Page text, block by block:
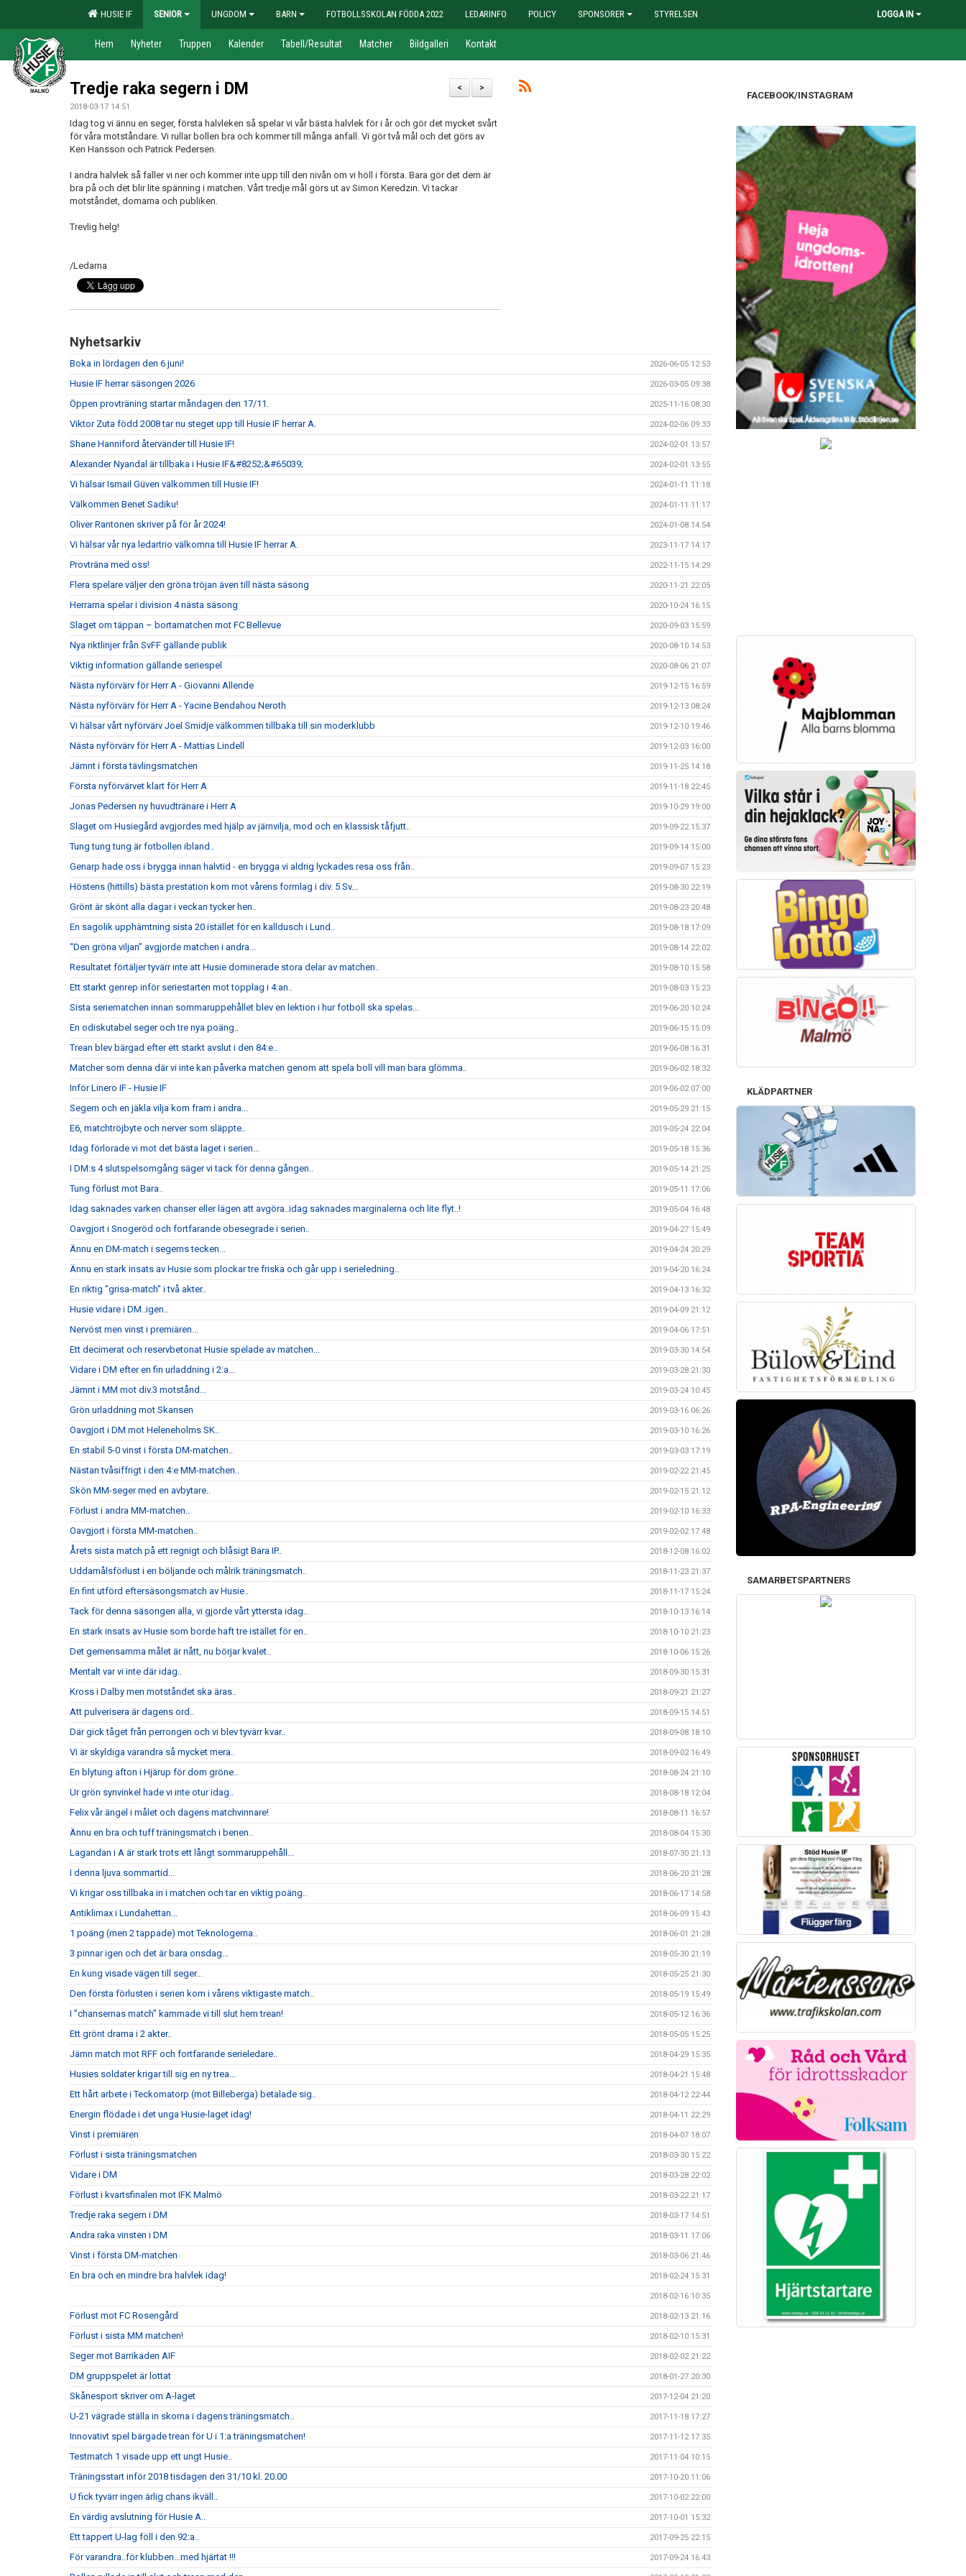
HUSIE IF SENIOR UNGDOM BARN FOTBOLLSSKOLAN FÖDDA 2022 LEDARINFO POLICY SPONSORER STYRELSEN LOGGA IN
Hem Nyheter Truppen Kalender Tabell/Resultat Matcher Bildgalleri Kontakt
>
<
Tredje raka segern i DM
2018-03-17 14:51
Idag tog vi ännu en seger, första halvleken så spelar vi vår bästa halvlek för i år och gör det mycket svårt
för våra motståndare. Vi rullar bollen bra och kommer till många anfall. Vi gör två mål och det görs av
Ken Hansson och Patrick Pedersen.
I andra halvlek så faller vi ner och kommer inte upp till den nivån om vi höll i första. Bara gör det dem är
bra på och det blir lite spänning i matchen. Vårt tredje mål görs ut av Simon Keredzin. Vi tackar
motståndet, domarna och publiken.
Trevlig helg!
/Ledarna
Nyhetsarkiv
Boka in lördagen den 6 juni! 2026-06-05 12:53
Husie IF herrar säsongen 2026 2026-03-05 09:38
Öppen provträning startar måndagen den 17/11. 2025-11-16 08:30
Viktor Zuta född 2008 tar nu steget upp till Husie IF herrar A. 2024-02-06 09:33
Shane Hanniford återvänder till Husie IF! 2024-02-01 13:57
Alexander Nyandal är tillbaka i Husie IF&#8252;&#65039; 2024-02-01 13:55
Vi hälsar Ismail Güven välkommen till Husie IF! 2024-01-11 11:18
Välkommen Benet Sadiku! 2024-01-11 11:17
Oliver Rantonen skriver på för år 2024! 2024-01-08 14:54
Vi hälsar vår nya ledartrio välkomna till Husie IF herrar A. 2023-11-17 14:17
Provträna med oss! 2022-11-15 14:29
Flera spelare väljer den gröna tröjan även till nästa säsong 2020-11-21 22:05
Herrarna spelar i division 4 nästa säsong 2020-10-24 16:15
Slaget om täppan – bortamatchen mot FC Bellevue 2020-09-03 15:59
Nya riktlinjer från SvFF gällande publik 2020-08-10 14:53
Viktig information gällande seriespel 2020-08-06 21:07
Nästa nyförvärv för Herr A - Giovanni Allende 2019-12-15 16:59
Nästa nyförvärv för Herr A - Yacine Bendahou Neroth 2019-12-13 08:24
Vi hälsar vårt nyförvärv Joel Smidje välkommen tillbaka till sin moderklubb 2019-12-10 19:46
Nästa nyförvärv för Herr A - Mattias Lindell 2019-12-03 16:00
Jämnt i första tävlingsmatchen 2019-11-25 14:18
Första nyförvärvet klart för Herr A 2019-11-18 22:45
Jonas Pedersen ny huvudtränare i Herr A 2019-10-29 19:00
Slaget om Husiegård avgjordes med hjälp av järnvilja, mod och en klassisk tåfjutt.. 2019-09-22 15:37
Tung tung tung är fotbollen ibland.. 2019-09-14 15:00
Genarp hade oss i brygga innan halvtid - en brygga vi aldrig lyckades resa oss från.. 2019-09-07 15:23
Höstens (hittills) bästa prestation kom mot vårens formlag i div. 5 Sv... 2019-08-30 22:19
Grönt är skönt alla dagar i veckan tycker hen.. 2019-08-23 20:48
En sagolik upphämtning sista 20 istället för en kalldusch i Lund.. 2019-08-18 17:09
“Den gröna viljan” avgjorde matchen i andra... 2019-08-14 22:02
Resultatet förtäljer tyvärr inte att Husie dominerade stora delar av matchen.. 2019-08-10 15:58
Ett starkt genrep inför seriestarten mot topplag i 4:an.. 2019-08-03 15:23
Sista seriematchen innan sommaruppehållet blev en lektion i hur fotboll ska spelas... 2019-06-20 10:24
En odiskutabel seger och tre nya poäng.. 2019-06-15 15:09
Trean blev bärgad efter ett starkt avslut i den 84:e.. 2019-06-08 16:31
Matcher som denna där vi inte kan påverka matchen genom att spela boll vill man bara glömma.. 2019-06-02 18:32
Inför Linero IF - Husie IF 2019-06-02 07:00
Segern och en jäkla vilja kom fram i andra... 2019-05-29 21:15
E6, matchtröjbyte och nerver som släppte.. 2019-05-24 22:04
Idag förlorade vi mot det bästa laget i serien... 2019-05-18 15:36
I DM:s 4 slutspelsomgång säger vi tack för denna gången.. 2019-05-14 21:25
Tung förlust mot Bara.. 2019-05-11 17:06
Idag saknades varken chanser eller lägen att avgöra..idag saknades marginalerna och lite flyt..! 2019-05-04 16:48
Oavgjort i Snogeröd och fortfarande obesegrade i serien.. 2019-04-27 15:49
Ännu en DM-match i segerns tecken... 2019-04-24 20:29
Ännu en stark insats av Husie som plockar tre friska och går upp i serieledning.. 2019-04-20 16:24
En riktig ”grisa-match” i två akter.. 2019-04-13 16:32
Husie vidare i DM..igen.. 2019-04-09 21:12
Nervöst men vinst i premiären... 2019-04-06 17:51
Ett decimerat och reservbetonat Husie spelade av matchen... 2019-03-30 14:54
Vidare i DM efter en fin urladdning i 2:a... 2019-03-28 21:30
Jämnt i MM mot div.3 motstånd... 2019-03-24 10:45
Grön urladdning mot Skansen 2019-03-16 06:26
Oavgjort i DM mot Heleneholms SK.. 2019-03-10 16:26
En stabil 5-0 vinst i första DM-matchen.. 2019-03-03 17:19
Nästan tvåsiffrigt i den 4:e MM-matchen.. 2019-02-22 21:45
Skön MM-seger med en avbytare.. 2019-02-15 21:12
Förlust i andra MM-matchen.. 2019-02-10 16:33
Oavgjort i första MM-matchen.. 2019-02-02 17:48
Årets sista match på ett regnigt och blåsigt Bara IP.. 2018-12-08 16:02
Uddamålsförlust i en böljande och målrik träningsmatch.. 2018-11-23 21:37
En fint utförd eftersäsongsmatch av Husie.. 2018-11-17 15:24
Tack för denna säsongen alla, vi gjorde vårt yttersta idag.. 2018-10-13 16:14
En stark insats av Husie som borde haft tre istället för en.. 2018-10-10 21:23
Det gemensamma målet är nått, nu börjar kvalet.. 2018-10-06 15:26
Mentalt var vi inte där idag.. 2018-09-30 15:31
Kross i Dalby men motståndet ska äras.. 2018-09-21 21:27
Att pulverisera är dagens ord.. 2018-09-15 14:51
Där gick tåget från perrongen och vi blev tyvärr kvar.. 2018-09-08 18:10
Vi är skyldiga varandra så mycket mera.. 2018-09-02 16:49
En blytung afton i Hjärup för dom gröne.. 2018-08-24 21:10
Ur grön synvinkel hade vi inte otur idag.. 2018-08-18 12:04
Felix vår ängel i målet och dagens matchvinnare! 2018-08-11 16:57
Ännu en bra och tuff träningsmatch i benen.. 2018-08-04 15:30
Lagandan i A är stark trots ett långt sommaruppehåll... 2018-07-30 21:13
I denna ljuva sommartid... 2018-06-20 21:28
Vi krigar oss tillbaka in i matchen och tar en viktig poäng.. 2018-06-17 14:58
Antiklimax i Lundahettan... 2018-06-09 15:43
1 poäng (men 2 tappade) mot Teknologerna.. 2018-06-01 21:28
3 pinnar igen och det är bara onsdag... 2018-05-30 21:19
En kung visade vägen till seger... 2018-05-25 21:30
Den första förlusten i serien kom i vårens viktigaste match.. 2018-05-19 15:49
I ”chansernas match” kammade vi till slut hem trean! 2018-05-12 16:36
Ett grönt drama i 2 akter.. 2018-05-05 15:25
Jämn match mot RFF och fortfarande serieledare.. 2018-04-29 15:35
Husies soldater krigar till sig en ny trea... 2018-04-21 15:48
Ett hårt arbete i Teckomatorp (mot Billeberga) betalade sig.. 2018-04-12 22:44
Energin flödade i det unga Husie-laget idag! 2018-04-11 22:29
Vinst i premiären 2018-04-07 18:07
Förlust i sista träningsmatchen 2018-03-30 15:22
Vidare i DM 2018-03-28 22:02
Förlust i kvartsfinalen mot IFK Malmö 2018-03-22 21:17
Tredje raka segern i DM 2018-03-17 14:51
Andra raka vinsten i DM 2018-03-11 17:06
Vinst i första DM-matchen 2018-03-06 21:46
En bra och en mindre bra halvlek idag! 2018-02-24 15:31
2018-02-16 10:35
Förlust mot FC Rosengård 2018-02-13 21:16
Förlust i sista MM matchen! 2018-02-10 15:31
Seger mot Barrikaden AIF 2018-02-02 21:22
DM gruppspelet är lottat 2018-01-27 20:30
Skånesport skriver om A-laget 2017-12-04 21:20
U-21 vägrade ställa in skorna i dagens träningsmatch.. 2017-11-18 17:27
Innovativt spel bärgade trean för U i 1:a träningsmatchen! 2017-11-12 17:35
Testmatch 1 visade upp ett ungt Husie.. 2017-11-04 10:15
Träningsstart inför 2018 tisdagen den 31/10 kl. 20.00 2017-10-20 11:06
U fick tyvärr ingen ärlig chans ikväll.. 2017-10-02 22:00
En värdig avslutning för Husie A.. 2017-10-01 15:32
Ett tappert U-lag föll i den 92:a.. 2017-09-25 22:15
För varandra..för klubben...med hjärtat !!! 2017-09-24 16:43
FACEBOOK/INSTAGRAM
KLÄDPARTNER
SAMARBETSPARTNERS